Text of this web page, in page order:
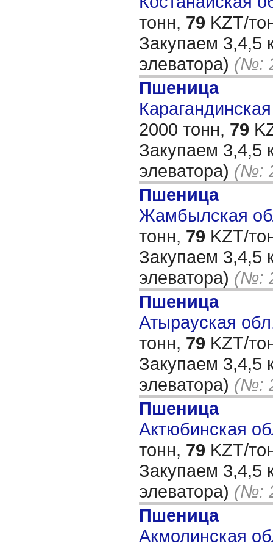
тонн, 79 KZT/
Закупаем 3,4,5
элеватора) (№:
Пшеница
2000 тонн, 79
Закупаем 3,4,5
элеватора) (№:
Пшеница
Жамбылская
тонн, 79 KZT/
Закупаем 3,4,5
элеватора) (№:
Пшеница
Атырауская
тонн, 79 KZT/
Закупаем 3,4,5
элеватора) (№:
Пшеница
Актюбинская
тонн, 79 KZT/
Закупаем 3,4,5
элеватора) (№:
Пшеница
Акмолинская